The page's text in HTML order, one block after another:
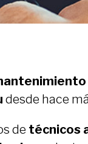
desde hace
de técnicos